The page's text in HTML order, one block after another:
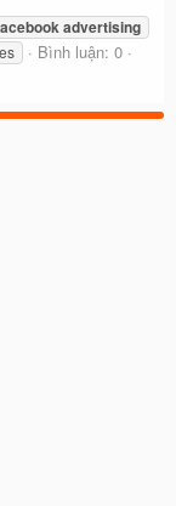
advertising
Bình luận: 0